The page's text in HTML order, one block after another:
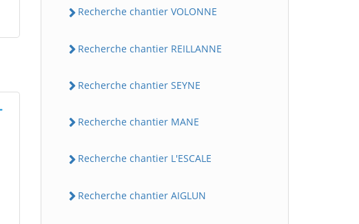
Recherche chantier VOLONNE
Recherche chantier REILLANNE
Recherche chantier SEYNE
Recherche chantier MANE
Recherche chantier L'ESCALE
Recherche chantier AIGLUN